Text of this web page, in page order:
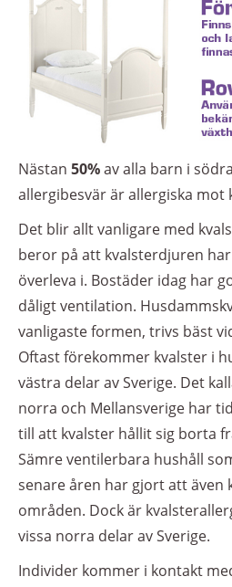
Nästan 50%av alla barn i
allergibesvär är allergiska mot
Det blir allt vanligare med
beror på att kvalsterdjuren
överleva i. Bostäder idag har
dåligt ventilation.
vanligaste formen, trivs bäst
Oftast förekommer kvalster i
västra delar av Sverige. Det
norra och Mellansverige har
till att kvalster hållit sig borta
Sämre ventilerbara hushåll
senare åren har gjort att även
områden. Dock är
vissa norra delar av Sverige.
Individer kommer i kontakt